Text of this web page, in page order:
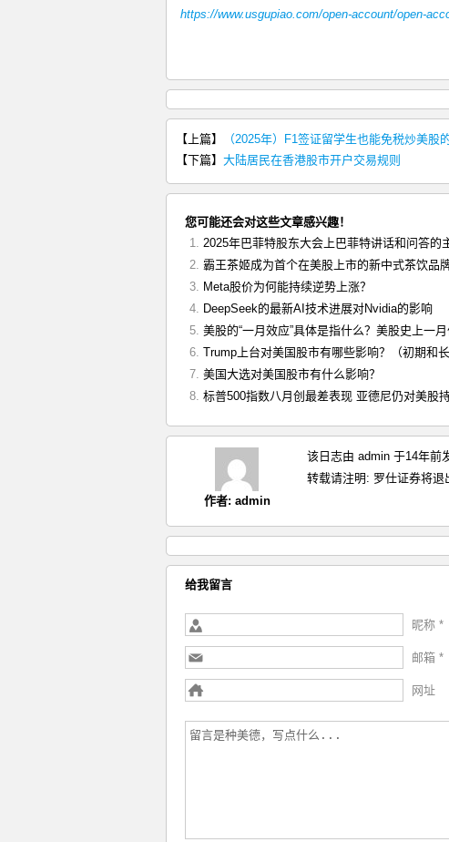
https://www.usgupiao.com/open-account/open-
【上篇】
（2025年）F1签证留学生也能免税炒美股
【下篇】 大陆居民在香港股市开户交易规则
您可能还会对这些文章感兴趣！
2025年巴菲特股东大会上巴菲特讲话和问答的
霸王茶姬成为首个在美股上市的新中式茶饮品
Meta股价为何能持续逆势上涨？
DeepSeek的最新AI技术进展对Nvidia的影响
美股的“一月效应”具体是指什么？美股史上一
Trump上台对美国股市有哪些影响？（初期和
美国大选对美国股市有什么影响？
标普500指数八月创最差表现 亚德尼仍对美股
作者: admin
该日志由 admin 于14年前
转载请注明: 罗仕证券将退
给我留言
昵称 *
邮箱 *
网址